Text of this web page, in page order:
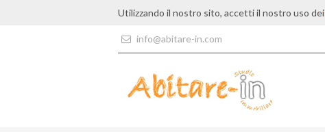
Utilizzando il nostro sito, accetti il nostro uso dei
info@abitare-in.com